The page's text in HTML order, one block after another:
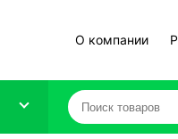
О компании